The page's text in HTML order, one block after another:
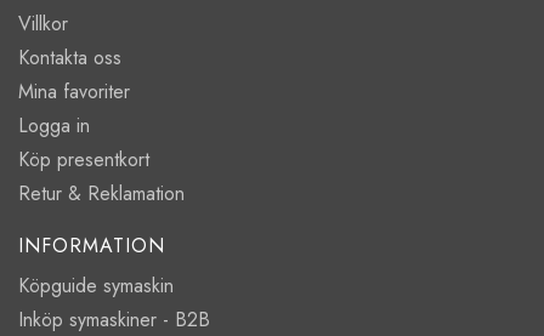
Villkor
Kontakta oss
Mina favoriter
Logga in
Köp presentkort
Retur & Reklamation
INFORMATION
Köpguide symaskin
Inköp symaskiner - B2B